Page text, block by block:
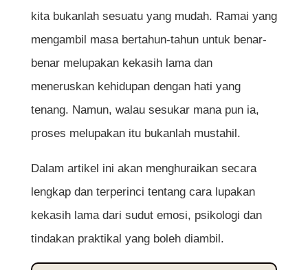
kita bukanlah sesuatu yang mudah. Ramai yang
mengambil masa bertahun-tahun untuk benar-
benar melupakan kekasih lama dan
meneruskan kehidupan dengan hati yang
tenang. Namun, walau sesukar mana pun ia,
proses melupakan itu bukanlah mustahil.
Dalam artikel ini akan menghuraikan secara
lengkap dan terperinci tentang cara lupakan
kekasih lama dari sudut emosi, psikologi dan
tindakan praktikal yang boleh diambil.